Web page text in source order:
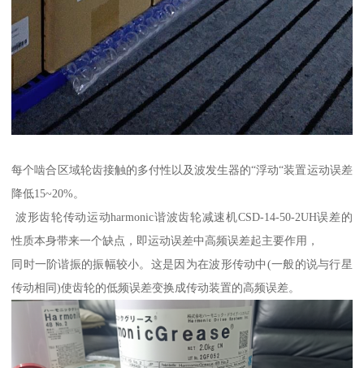
每个啮合区域轮齿接触的多付性以及波发生器的“浮动“装置运动误差
降低15~20%。
波形齿轮传动运动harmonic谐波齿轮减速机CSD-14-50-2UH误差的
性质本身带来一个缺点，即运动误差中高频误差起主要作用，
同时一阶谐振的振幅较小。这是因为在波形传动中(一般的说与行星
传动相同)使齿轮的低频误差变换成传动装置的高频误差。